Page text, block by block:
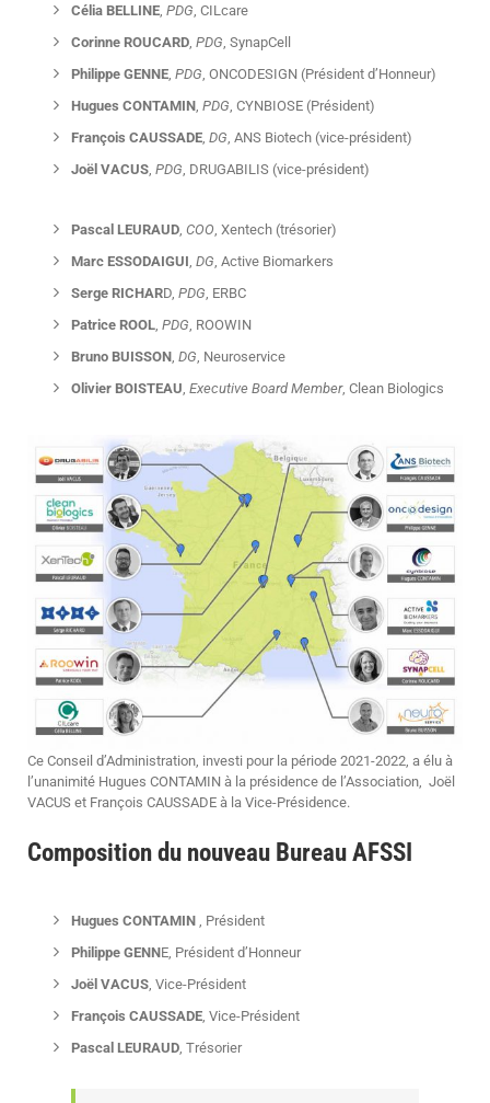
Célia BELLINE PDG , CILcare
Corinne ROUCARD PDG , SynapCell
Philippe GENNE PDG , ONCODESIGN (Président d’Honneur)
Hugues CONTAMIN PDG , CYNBIOSE (Président)
François CAUSSADE DG , ANS Biotech (vice-président)
Joël VACUS PDG , DRUGABILIS (vice-président)
Pascal LEURAUD COO , Xentech (trésorier)
Marc ESSODAIGUI DG , Active Biomarkers
Serge RICHARD, PDG , ERBC
Patrice ROOL PDG , ROOWIN
Bruno BUISSON DG , Neuroservice
Olivier BOISTEAU Executive Board Member, Clean Biologics
Ce Conseil d’Administration, investi pour la période 2021-2022, a élu à
l’unanimité Hugues CONTAMIN à la présidence de l’Association, Joël
VACUS et François CAUSSADE à la Vice-Présidence.
Composition du nouveau Bureau AFSSI
Hugues CONTAMIN , Président
Philippe GENNE, Président d’Honneur
Joël VACUS, Vice-Président
François CAUSSADE, Vice-Président
Pascal LEURAUD, Trésorier